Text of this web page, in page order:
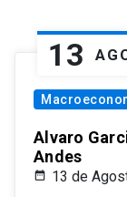
13
Alvaro
Andes
13 de